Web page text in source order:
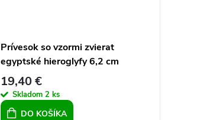
Prívesok so vzormi zvierat
egyptské hieroglyfy 6,2 cm
19,40 €
Skladom 2 ks
DO KOŠÍKA